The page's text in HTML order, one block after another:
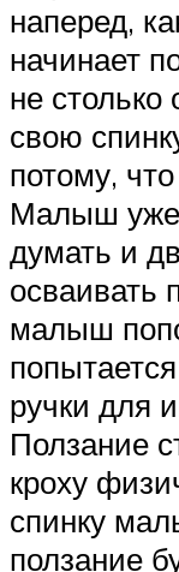
наперед,
начинает
не столько
свою
потому,
Малыш уже
думать и
осваивать
малыш
ручки для
Ползание
кроху
спинку
ползание